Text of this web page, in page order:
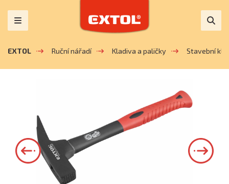
EXTOL Ruční nářadí Kladiva a paličky Stavební